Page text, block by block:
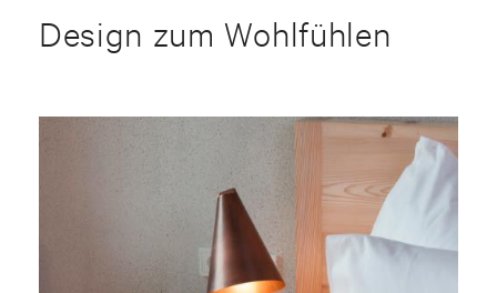
Design zum Wohlfühlen